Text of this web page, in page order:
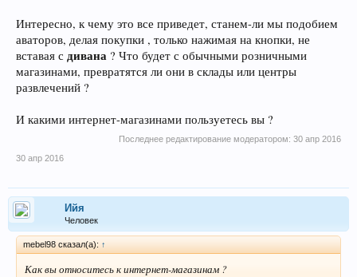
Интересно, к чему это все приведет, станем-ли мы подобием
аваторов, делая покупки , только нажимая на кнопки, не
вставая с дивана ? Что будет с обычными розничными
магазинами, превратятся ли они в склады или центры
развлечений ?
И какими интернет-магазинами пользуетесь вы ?
Последнее редактирование модератором: 30 апр 2016
30 апр 2016
Ийя
Человек
mebel98 сказал(а): ↑
Как вы относитесь к интернет-магазинам ?